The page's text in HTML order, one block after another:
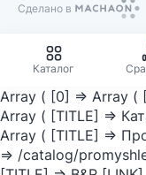
Сделано в
Machaon
Каталог
Array ( [0] => Array (
Array ( [TITLE] =>
Array ( [TITLE] =>
=> /catalog/